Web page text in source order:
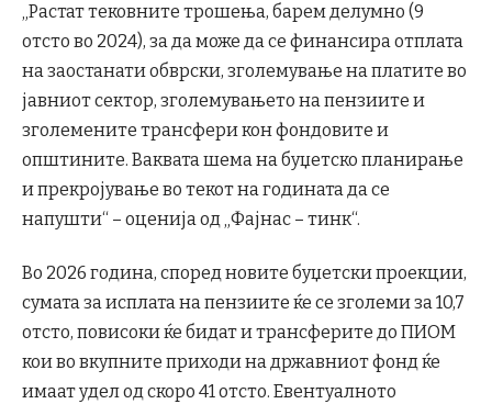
„Растат тековните трошења, барем делумно (9
отсто во 2024), за да може да се финансира отплата
на заостанати обврски, зголемување на платите во
јавниот сектор, зголемувањето на пензиите и
зголемените трансфери кон фондовите и
општините. Ваквата шема на буџетско планирање
и прекројување во текот на годината да се
напушти“ – оценија од „Фајнас – тинк“.
Во 2026 година, според новите буџетски проекции,
сумата за исплата на пензиите ќе се зголеми за 10,7
отсто, повисоки ќе бидат и трансферите до ПИОМ
кои во вкупните приходи на државниот фонд ќе
имаат удел од скоро 41 отсто. Евентуалното